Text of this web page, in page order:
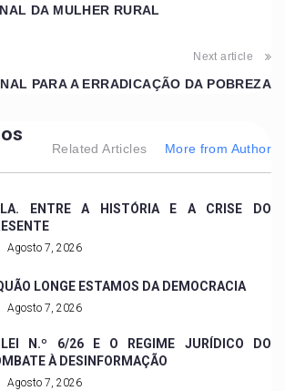
DA MULHER RURAL
Next article
PARA A ERRADICAÇÃO DA POBREZA
Related Articles More from Author
ENTRE A HISTÓRIA E A CRISE DO
Agosto 7, 2026
LONGE ESTAMOS DA DEMOCRACIA
Agosto 7, 2026
N.º 6/26 E O REGIME JURÍDICO DO
À DESINFORMAÇÃO
Agosto 7, 2026